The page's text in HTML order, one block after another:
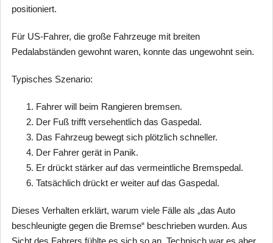
positioniert.
Für US-Fahrer, die große Fahrzeuge mit breiten
Pedalabständen gewohnt waren, konnte das ungewohnt sein.
Typisches Szenario:
Fahrer will beim Rangieren bremsen.
Der Fuß trifft versehentlich das Gaspedal.
Das Fahrzeug bewegt sich plötzlich schneller.
Der Fahrer gerät in Panik.
Er drückt stärker auf das vermeintliche Bremspedal.
Tatsächlich drückt er weiter auf das Gaspedal.
Dieses Verhalten erklärt, warum viele Fälle als „das Auto
beschleunigte gegen die Bremse“ beschrieben wurden. Aus